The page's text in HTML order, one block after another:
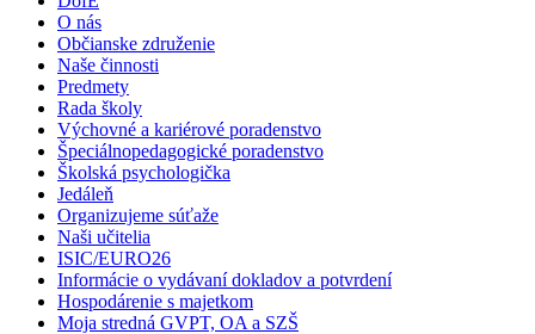
O nás
Občianske združenie
Naše činnosti
Predmety
Rada školy
Výchovné a kariérové poradenstvo
Špeciálnopedagogické poradenstvo
Školská psychologička
Jedáleň
Organizujeme súťaže
Naši učitelia
ISIC/EURO26
Informácie o vydávaní dokladov a potvrdení
Hospodárenie s majetkom
Moja stredná GVPT, OA a SZŠ